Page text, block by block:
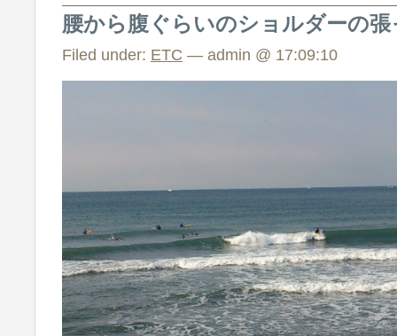
腰から腹ぐらいのショルダーの
Filed under: ETC — admin @ 17:09:10